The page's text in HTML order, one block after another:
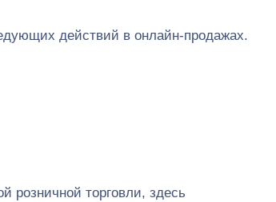
действий в онлайн-продажах.
розничной торговли, здесь